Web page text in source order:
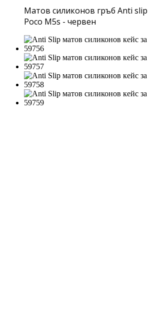
Матов силиконов гръб Anti slip
Poco M5s - червен